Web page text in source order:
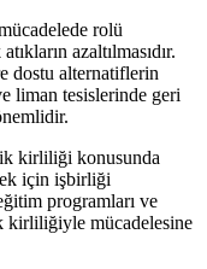
rolü
azaltılmasıdır.
dostu alternatiflerin
liman tesislerinde geri
kirliliği konusunda
için işbirliği
programları ve
kirliliğiyle mücadelesine